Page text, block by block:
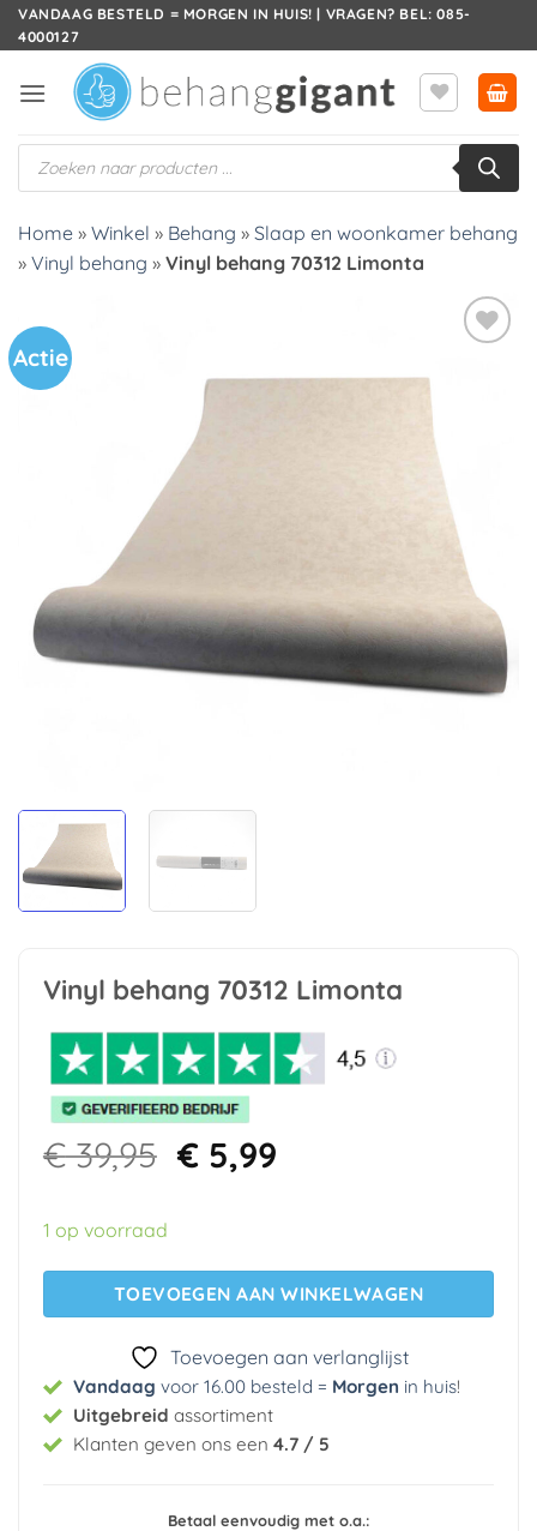
Ga
naar
VANDAAG BESTELD = MORGEN IN HUIS! | VRAGEN? BEL: 085-
4000127
Producten
zoeken
Home » Winkel » Behang » Slaap en woonkamer behang
» Vinyl behang » Vinyl behang 70312 Limonta
Actie
Vinyl behang 70312 Limonta
€39,95 Oorspronkelijke
prijs
€5,99Huidige
1 op voorraad
TOEVOEGEN AAN WINKELWAGEN
Toevoegen aan verlanglijst
Vandaag voor 16.00 besteld = Morgen in huis!
Uitgebreid assortiment
Klanten geven ons een 4.7 / 5
Betaal eenvoudig met o.a.: